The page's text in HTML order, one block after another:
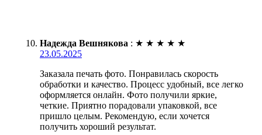
Надежда Вешнякова : ★ ★ ★ ★ ★
23.05.2025
Заказала печать фото. Понравилась скорость
обработки и качество. Процесс удобный, все легко
оформляется онлайн. Фото получили яркие,
четкие. Приятно порадовали упаковкой, все
пришло целым. Рекомендую, если хочется
получить хороший результат.